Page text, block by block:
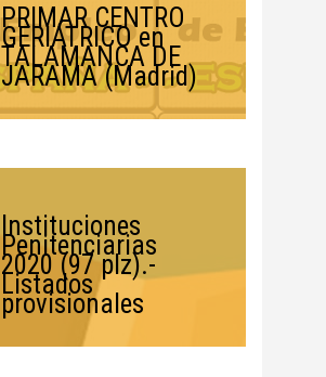
PRIMAR CENTRO
GERIÁTRICO en
TALAMANCA DE
JARAMA (Madrid)
Instituciones
Penitenciarias
2020 (97 plz).-
Listados
provisionales